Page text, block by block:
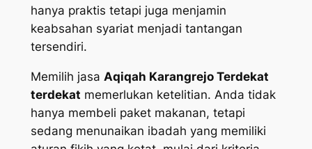
hanya praktis tetapi juga menjamin
keabsahan syariat menjadi tantangan
tersendiri.
Memilih jasa Aqiqah Karangrejo Terdekat
terdekat memerlukan ketelitian. Anda tidak
hanya membeli paket makanan, tetapi
sedang menunaikan ibadah yang memiliki